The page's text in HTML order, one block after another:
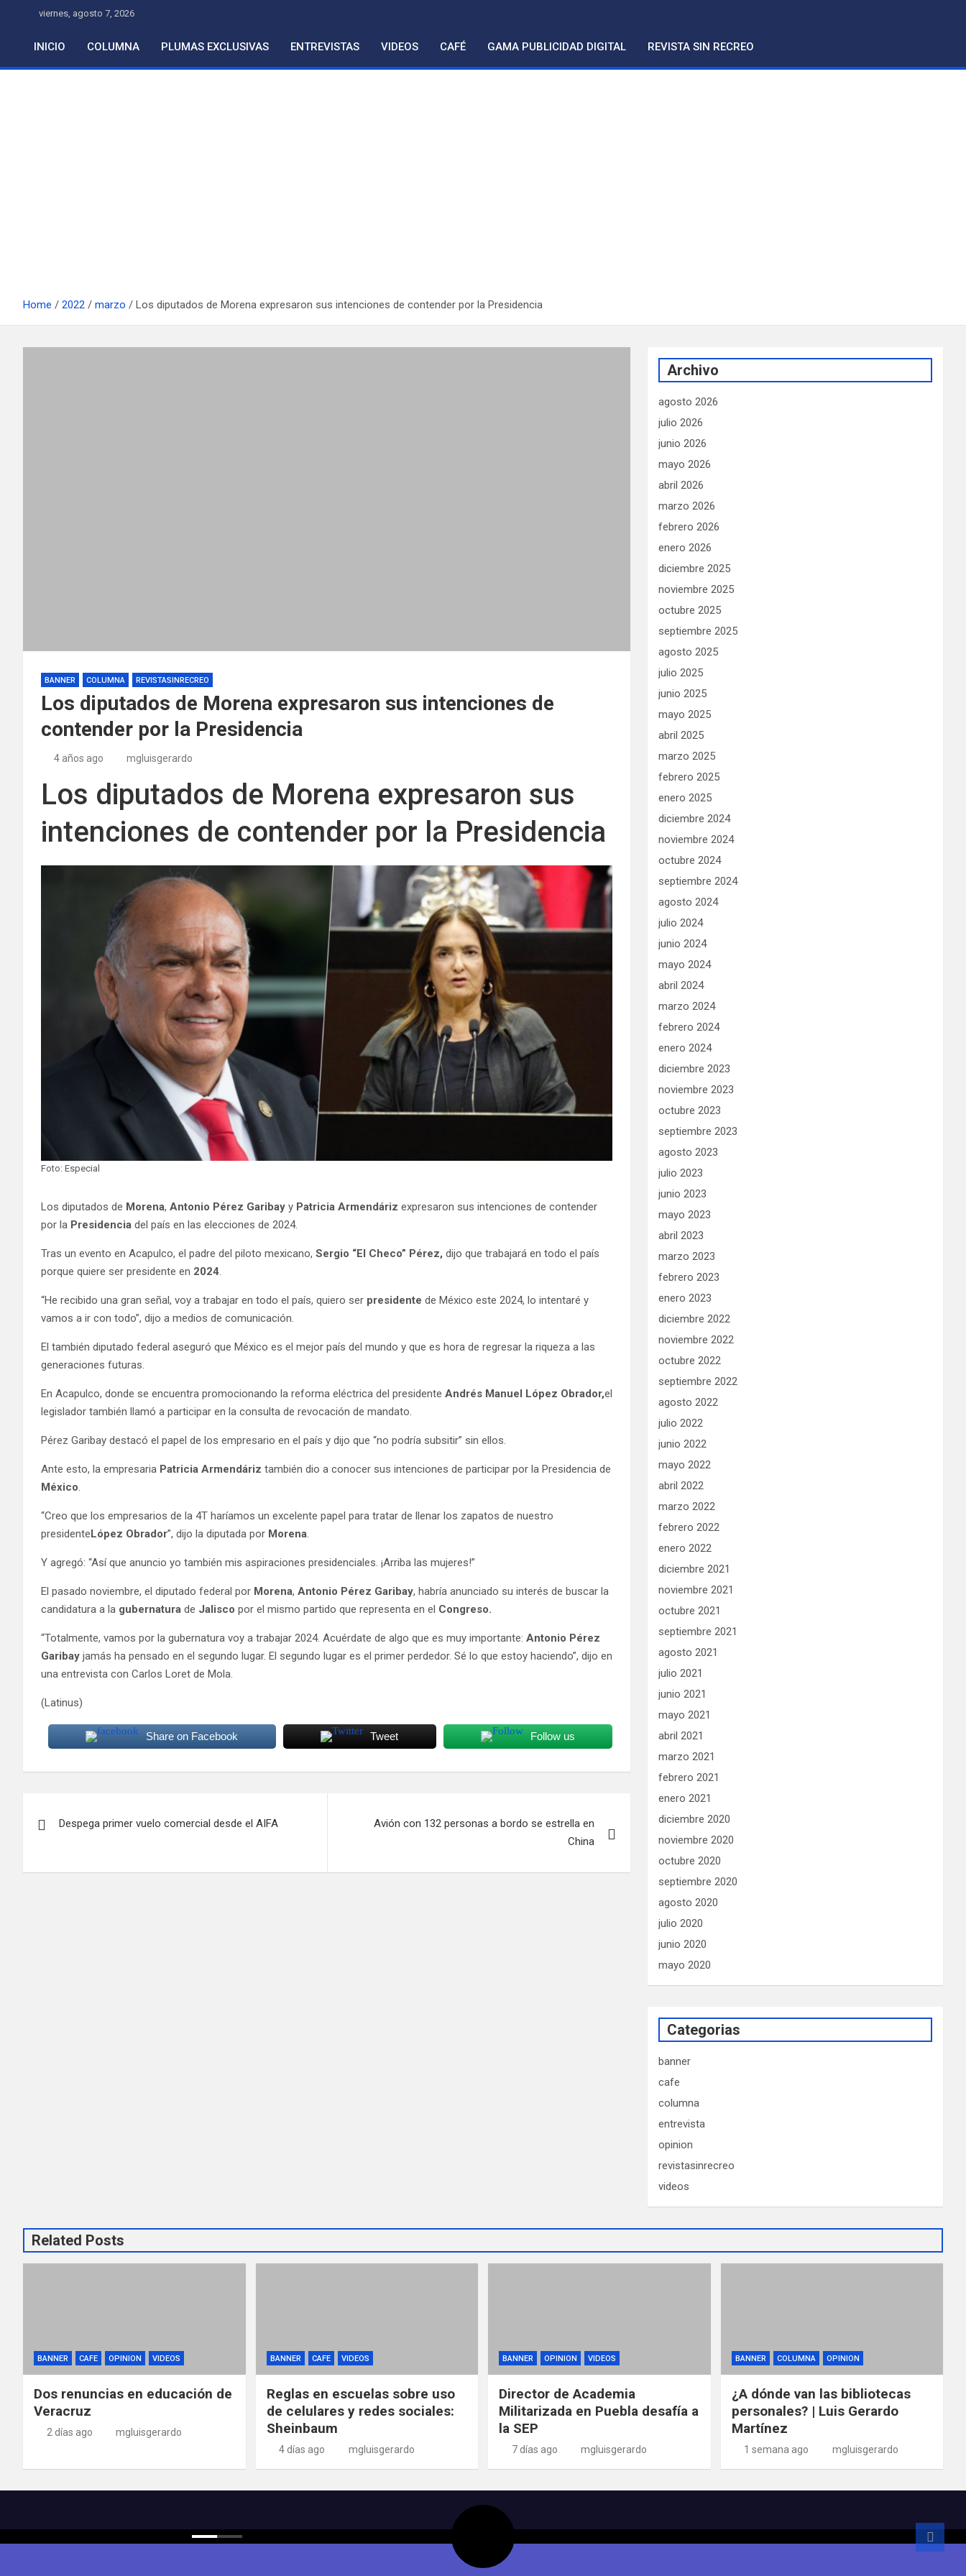
content
viernes, agosto 7, 2026
INICIO COLUMNA PLUMAS EXCLUSIVAS ENTREVISTAS VIDEOS CAFÉ GAMA PUBLICIDAD DIGITAL REVISTA SIN RECREO
Home 2022 marzo Los diputados de Morena expresaron sus intenciones de contender por la Presidencia
BANNER COLUMNA REVISTASINRECREO
Los diputados de Morena expresaron sus intenciones de
contender por la Presidencia
4 años ago mgluisgerardo
Los diputados de Morena expresaron sus
intenciones de contender por la Presidencia
Foto: Especial
Los diputados de Morena, Antonio Pérez Garibay y Patricia Armendáriz expresaron sus intenciones de contender
por la Presidencia del país en las elecciones de 2024.
Tras un evento en Acapulco, el padre del piloto mexicano, Sergio “El Checo” Pérez, dijo que trabajará en todo el país
porque quiere ser presidente en 2024
“He recibido una gran señal, voy a trabajar en todo el país, quiero ser presidente de México este 2024, lo intentaré y
vamos a ir con todo”, dijo a medios de comunicación.
El también diputado federal aseguró que México es el mejor país del mundo y que es hora de regresar la riqueza a las
generaciones futuras.
En Acapulco, donde se encuentra promocionando la reforma eléctrica del presidente Andrés Manuel López Obrador,el
legislador también llamó a participar en la consulta de revocación de mandato.
Pérez Garibay destacó el papel de los empresario en el país y dijo que “no podría subsitir” sin ellos.
Ante esto, la empresaria Patricia Armendáriz también dio a conocer sus intenciones de participar por la Presidencia de
México
“Creo que los empresarios de la 4T haríamos un excelente papel para tratar de llenar los zapatos de nuestro
presidenteLópez Obrador”, dijo la diputada por Morena
Y agregó: “Así que anuncio yo también mis aspiraciones presidenciales. ¡Arriba las mujeres!”
El pasado noviembre, el diputado federal por Morena, Antonio Pérez Garibay, habría anunciado su interés de buscar la
candidatura a la gubernatura de Jalisco por el mismo partido que representa en el Congreso.
“Totalmente, vamos por la gubernatura voy a trabajar 2024. Acuérdate de algo que es muy importante: Antonio Pérez
Garibay jamás ha pensado en el segundo lugar. El segundo lugar es el primer perdedor. Sé lo que estoy haciendo”, dijo en
una entrevista con Carlos Loret de Mola.
(Latinus)
Share on Facebook Tweet Follow us
de
entradas
Despega primer vuelo comercial desde el AIFA
Avión con 132 personas a bordo se estrella en
China
Archivo
agosto 2026
julio 2026
junio 2026
mayo 2026
abril 2026
marzo 2026
febrero 2026
enero 2026
diciembre 2025
noviembre 2025
octubre 2025
septiembre 2025
agosto 2025
julio 2025
junio 2025
mayo 2025
abril 2025
marzo 2025
febrero 2025
enero 2025
diciembre 2024
noviembre 2024
octubre 2024
septiembre 2024
agosto 2024
julio 2024
junio 2024
mayo 2024
abril 2024
marzo 2024
febrero 2024
enero 2024
diciembre 2023
noviembre 2023
octubre 2023
septiembre 2023
agosto 2023
julio 2023
junio 2023
mayo 2023
abril 2023
marzo 2023
febrero 2023
enero 2023
diciembre 2022
noviembre 2022
octubre 2022
septiembre 2022
agosto 2022
julio 2022
junio 2022
mayo 2022
abril 2022
marzo 2022
febrero 2022
enero 2022
diciembre 2021
noviembre 2021
octubre 2021
septiembre 2021
agosto 2021
julio 2021
junio 2021
mayo 2021
abril 2021
marzo 2021
febrero 2021
enero 2021
diciembre 2020
noviembre 2020
octubre 2020
septiembre 2020
agosto 2020
julio 2020
junio 2020
mayo 2020
Categorias
banner
cafe
columna
entrevista
opinion
revistasinrecreo
videos
Related Posts
BANNER CAFE OPINION VIDEOS
Dos renuncias en educación de
Veracruz
2 días ago mgluisgerardo
BANNER CAFE VIDEOS
Reglas en escuelas sobre uso
de celulares y redes sociales:
Sheinbaum
4 días ago mgluisgerardo
BANNER OPINION VIDEOS
Director de Academia
Militarizada en Puebla desafía a
la SEP
7 días ago mgluisgerardo
BANNER COLUMNA OPINION
¿A dónde van las bibliotecas
personales? | Luis Gerardo
Martínez
1 semana ago mgluisgerardo